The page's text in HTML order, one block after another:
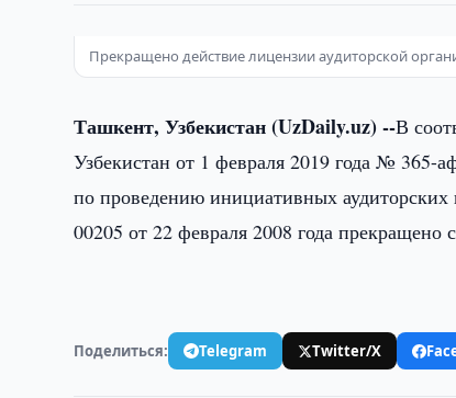
Прекращено действие лицензии аудиторской
Ташкент, Узбекистан (UzDaily.uz) --В
Узбекистан от 1 февраля 2019 года № 365-
по проведению инициативных
00205 от 22 февраля 2008 года прекращено
Поделиться: Telegram Twitter/X